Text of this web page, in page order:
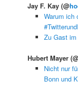
Jay F. Kay(@
Warum ich
Zu Gast
Hubert Mayer
Nicht nur
Bonn und